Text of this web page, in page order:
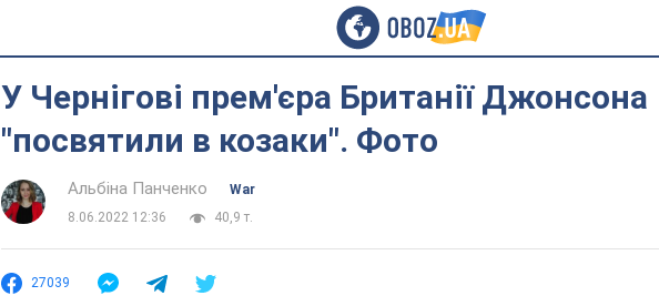
У Чернігові прем'єра Британії Джонсона
"посвятили в козаки". Фото
Альбіна Панченко
War
8.06.2022 12:36
40,9 т.
27039